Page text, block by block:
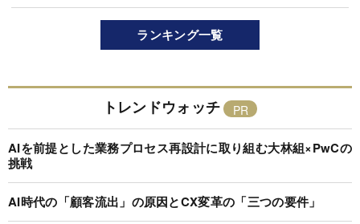
ランキング一覧
トレンドウォッチ
AIを前提とした業務プロセス再設計に取り組む大林組×PwCの
挑戦
AI時代の「顧客流出」の原因とCX変革の「三つの要件」